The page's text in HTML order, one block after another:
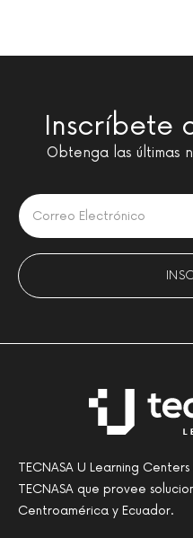
Inscríbete
Obtenga las últimas
Please leave this field empty.
TECNASA U Learning
TECNASA que provee
Centroamérica y Ecuador.